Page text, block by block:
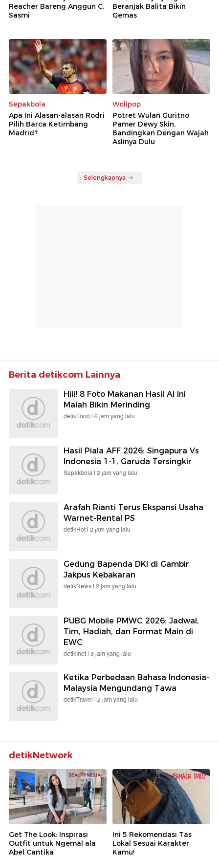
Reacher Bareng Anggun C.
Sasmi
Beranjak Balita Bikin
Gemas
Sepakbola
Apa Ini Alasan-alasan Rodri
Pilih Barca Ketimbang
Madrid?
Wolipop
Potret Wulan Guritno
Pamer Dewy Skin,
Bandingkan Dengan Wajah
Aslinya Dulu
Selengkapnya
Berita detikcom Lainnya
Hiii! 8 Foto Makanan Hasil AI Ini
Malah Bikin Merinding
detikFood | 6 jam yang lalu
Hasil Piala AFF 2026: Singapura Vs
Indonesia 1-1, Garuda Tersingkir
Sepakbola | 2 jam yang lalu
Arafah Rianti Terus Ekspansi Usaha
Warnet-Rental PS
detikHot | 2 jam yang lalu
Gedung Bapenda DKI di Gambir
Jakpus Kebakaran
detikNews | 2 jam yang lalu
PUBG Mobile PMWC 2026: Jadwal,
Tim, Hadiah, dan Format Main di
EWC
detikInet | 3 jam yang lalu
Ketika Perbedaan Bahasa Indonesia-
Malaysia Mengundang Tawa
detikTravel | 2 jam yang lalu
detikNetwork
Get The Look: Inspirasi
Outfit untuk Ngemal ala
Abel Cantika
Ini 5 Rekomendasi Tas
Lokal Sesuai Karakter
Kamu!